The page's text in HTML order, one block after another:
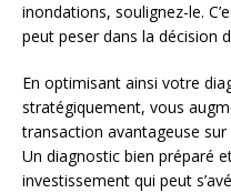
inondations, soulignez-le.
peut peser dans la décision
En optimisant ainsi votre
stratégiquement, vous
transaction avantageuse
Un diagnostic bien préparé
investissement qui peut